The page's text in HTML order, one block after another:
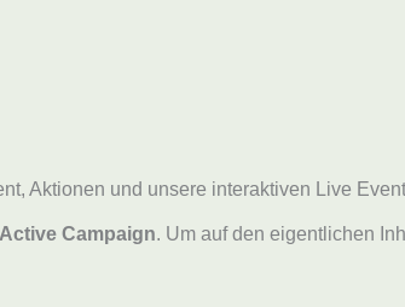
Aktionen und unsere interaktiven Live
Active Campaign. Um auf den eigentlichen